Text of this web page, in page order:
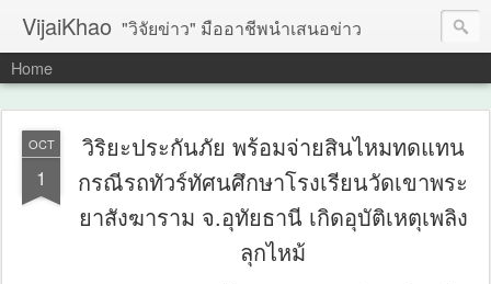
VijaiKhao "วิจัยข่าว" มืออาชีพนำเสนอข่าว
Home
OCT
1
วิริยะประกันภัย พร้อมจ่ายสินไหมทดแทน
กรณีรถทัวร์ทัศนศึกษาโรงเรียนวัดเขาพระ
ยาสังฆาราม จ.อุทัยธานี เกิดอุบัติเหตุเพลิง
ลุกไหม้